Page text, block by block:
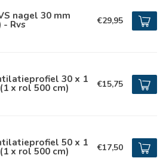
nagel 30 mm
- Rvs €29,95
30 x 1
x rol 500 cm) €15,75
50 x 1
x rol 500 cm) €17,50